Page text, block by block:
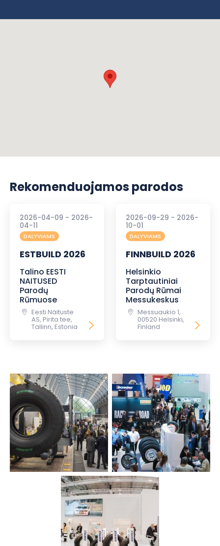
Rekomenduojamos parodos
2026-04-09 - 2026-
04-11
DALYVIAMS
ESTBUILD 2026
Talino EESTI
NAITUSED
Parodų
Rūmuose
Eesti Näituste
AS, Pirita tee,
Tallinn, Estonia
2026-09-29 - 2026-
10-01
DALYVIAMS
FINNBUILD 2026
Helsinkio
Tarptautiniai
Parodų Rūmai
Messukeskus
Messuaukio 1,
00520 Helsinki,
Finland